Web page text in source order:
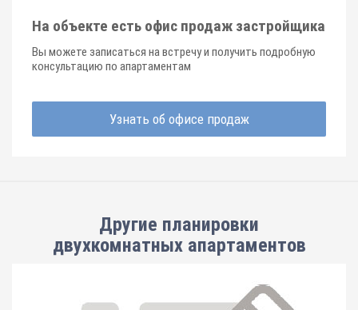
На объекте есть офис продаж застройщика
Вы можете записаться на встречу и получить подробную
консультацию по апартаментам
Узнать об офисе продаж
Другие планировки
двухкомнатных апартаментов